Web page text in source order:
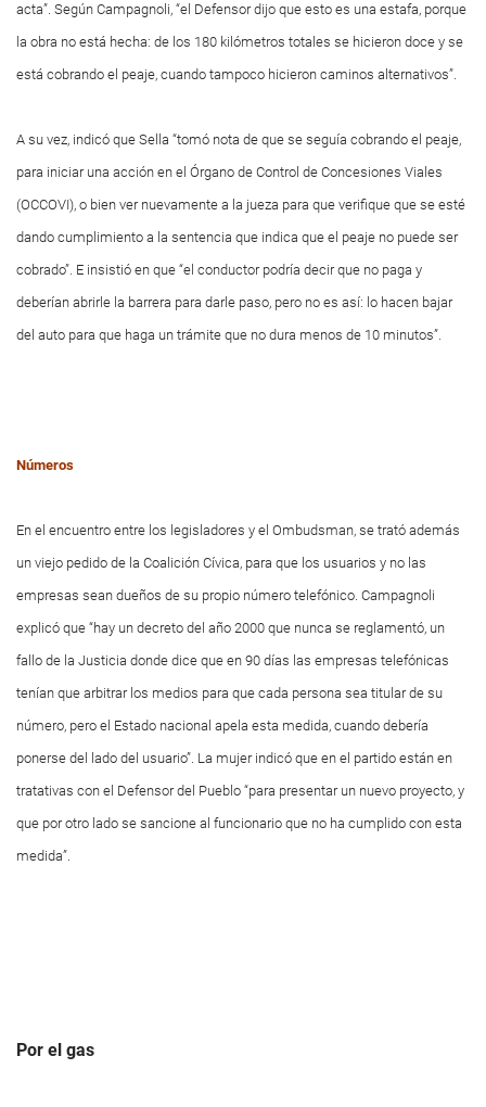
acta”. Según Campagnoli, “el Defensor dijo que esto es una estafa, porque
la obra no está hecha: de los 180 kilómetros totales se hicieron doce y se
está cobrando el peaje, cuando tampoco hicieron caminos alternativos”.
A su vez, indicó que Sella “tomó nota de que se seguía cobrando el peaje,
para iniciar una acción en el Órgano de Control de Concesiones Viales
(OCCOVI), o bien ver nuevamente a la jueza para que verifique que se esté
dando cumplimiento a la sentencia que indica que el peaje no puede ser
cobrado”. E insistió en que “el conductor podría decir que no paga y
deberían abrirle la barrera para darle paso, pero no es así: lo hacen bajar
del auto para que haga un trámite que no dura menos de 10 minutos”.
Números
En el encuentro entre los legisladores y el Ombudsman, se trató además
un viejo pedido de la Coalición Cívica, para que los usuarios y no las
empresas sean dueños de su propio número telefónico. Campagnoli
explicó que “hay un decreto del año 2000 que nunca se reglamentó, un
fallo de la Justicia donde dice que en 90 días las empresas telefónicas
tenían que arbitrar los medios para que cada persona sea titular de su
número, pero el Estado nacional apela esta medida, cuando debería
ponerse del lado del usuario”. La mujer indicó que en el partido están en
tratativas con el Defensor del Pueblo “para presentar un nuevo proyecto, y
que por otro lado se sancione al funcionario que no ha cumplido con esta
medida”.
Por el gas